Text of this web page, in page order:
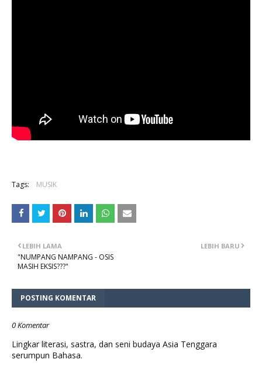
Tags: MUSIK
LEBIH BARU
LEBIH LAMA
"NUMPANG NAMPANG - OSIS
MASIH EKSIS???"
POSTING KOMENTAR
0 Komentar
Lingkar literasi, sastra, dan seni budaya Asia Tenggara
serumpun Bahasa.